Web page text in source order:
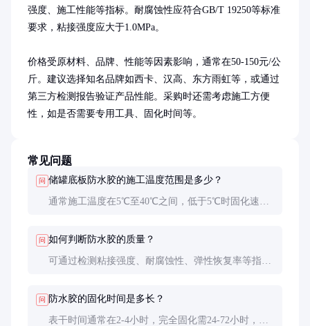
强度、施工性能等指标。耐腐蚀性应符合GB/T 19250等标准
要求，粘接强度应大于1.0MPa。
价格受原材料、品牌、性能等因素影响，通常在50-150元/公
斤。建议选择知名品牌如西卡、汉高、东方雨虹等，或通过
第三方检测报告验证产品性能。采购时还需考虑施工方便
性，如是否需要专用工具、固化时间等。
常见问题
问 储罐底板防水胶的施工温度范围是多少？
通常施工温度在5℃至40℃之间，低于5℃时固化速度
问 如何判断防水胶的质量？
可通过检测粘接强度、耐腐蚀性、弹性恢复率等指标
定的性能。
问 防水胶的固化时间是多长？
表干时间通常在2-4小时，完全固化需24-72小时，具